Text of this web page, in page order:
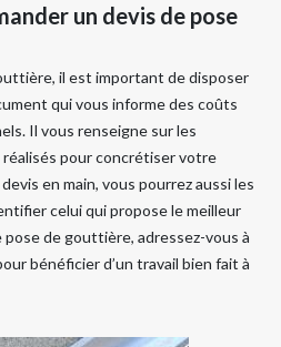
un devis de pose
il est important de disposer
qui vous informe des coûts
Il vous renseigne sur les
pour concrétiser votre
en main, vous pourrez aussi les
celui qui propose le meilleur
de gouttière, adressez-vous à
bénéficier d’un travail bien fait à